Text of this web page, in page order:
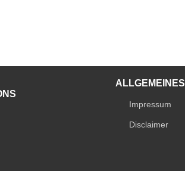
ALLGEMEINES
Impressum
Disclaimer